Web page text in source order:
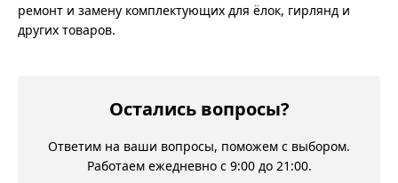
ремонт и замену комплектующих для ёлок, гирлянд и
других товаров.
Остались вопросы?
Ответим на ваши вопросы, поможем с выбором.
Работаем ежедневно с 9:00 до 21:00.